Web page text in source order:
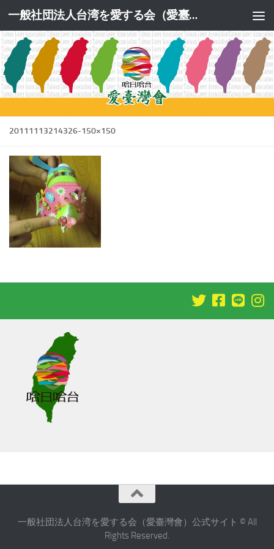
コンテンツへスキップ 一般社団法人台湾を愛する会（愛臺灣會）公式サイト
20111113214326-150×150
一般社団法人台湾を愛する会（愛臺灣會）公式サイト © All
Rights Reserved.